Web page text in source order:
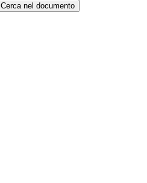
Cerca nel documento